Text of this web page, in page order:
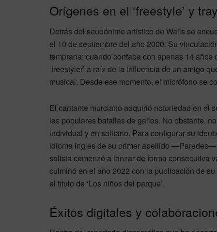
Orígenes en el ‘freestyle’ y
Detrás del seudónimo artístico de Walls se
el 10 de septiembre del año 2000. Su
temprana; cuando contaba con apenas 14
‘freestyler’ a raíz de la influencia de un amigo
musical. Desde ese momento, el micrófono se
El cantante murciano adquirió notoriedad en el
las populares batallas de gallos. No obstante,
individual y en solitario. Para configurar su
idioma inglés de su primer apellido
solista comenzó a lanzar de forma consecutiva
culminó en el año 2022 con la publicación de
el título de ‘Los niños del parque’.
Éxitos digitales y